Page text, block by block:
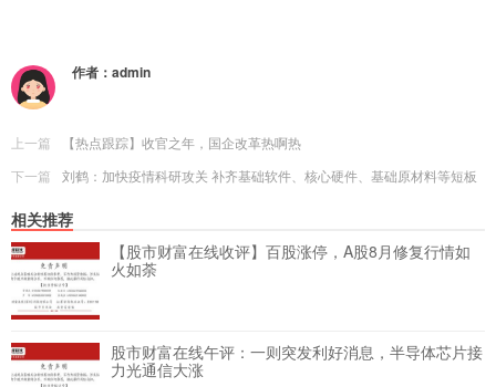
作者： admin
上一篇
【热点跟踪】收官之年，国企改革热啊热
下一篇
刘鹤：加快疫情科研攻关 补齐基础软件、核心硬件、基础原材料等短板
相关推荐
【股市财富在线收评】百股涨停，A股8月修复行情如
火如荼
股市财富在线午评：一则突发利好消息，半导体芯片接
力光通信大涨